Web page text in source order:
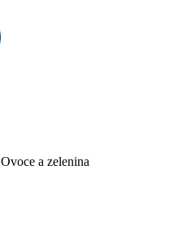
Ovoce a zelenina